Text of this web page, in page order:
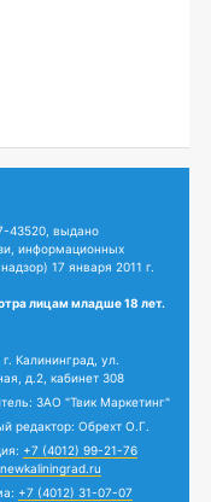
43520, выдано
информационных
17 января 2011 г.
лицам младше 18 лет.
Калининград, ул.
д.2, кабинет 308
ЗАО "Твик Маркетинг"
редактор: Обрехт О.Г.
+7 (4012) 99-21-76
+7 (4012) 31-07-07